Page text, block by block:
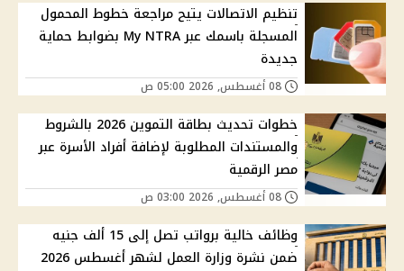
تنظيم الاتصالات يتيح مراجعة خطوط المحمول
المسجلة باسمك عبر My NTRA بضوابط حماية
جديدة
خطوات تحديث بطاقة التموين 2026 بالشروط
والمستندات المطلوبة لإضافة أفراد الأسرة عبر
مصر الرقمية
وظائف خالية برواتب تصل إلى 15 ألف جنيه
ضمن نشرة وزارة العمل لشهر أغسطس 2026